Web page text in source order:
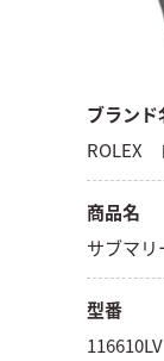
ブランド
ROLEX
商品名
サブマリ
型番
116610LV